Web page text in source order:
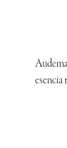
esencia